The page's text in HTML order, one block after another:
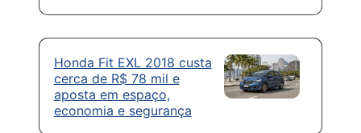
Honda Fit EXL 2018 custa
cerca de R$ 78 mil e
aposta em espaço,
economia e segurança